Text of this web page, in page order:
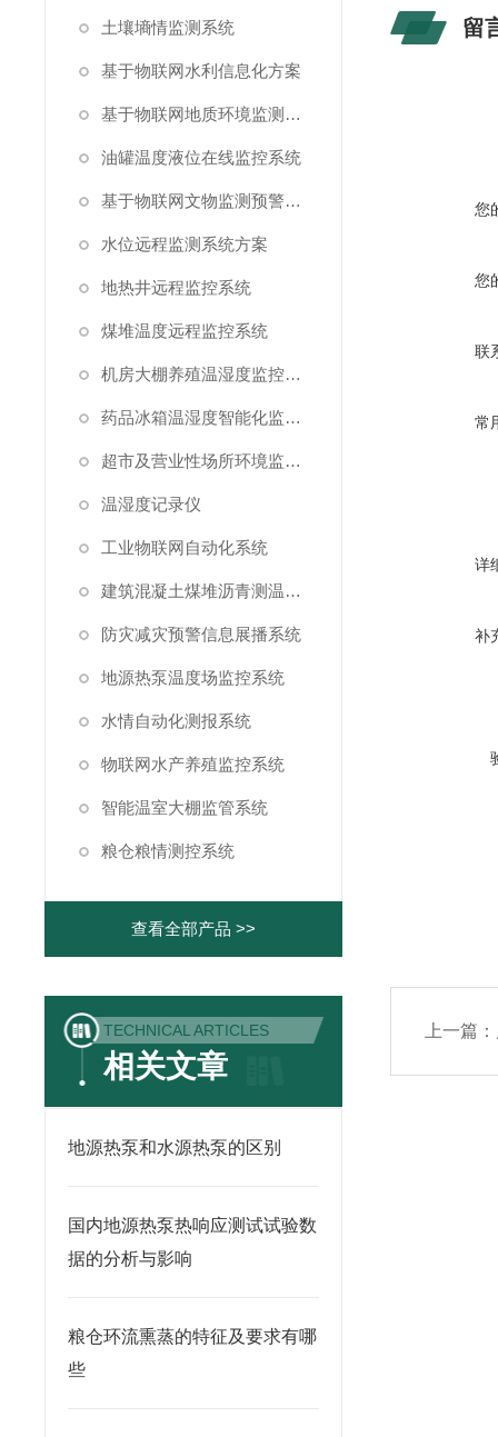
土壤墒情监测系统
基于物联网水利信息化方案
基于物联网地质环境监测预警方案
油罐温度液位在线监控系统
基于物联网文物监测预警解决方案
水位远程监测系统方案
地热井远程监控系统
煤堆温度远程监控系统
机房大棚养殖温湿度监控系统
药品冰箱温湿度智能化监控系统方案
超市及营业性场所环境监测系统
温湿度记录仪
工业物联网自动化系统
建筑混凝土煤堆沥青测温系统
防灾减灾预警信息展播系统
地源热泵温度场监控系统
水情自动化测报系统
物联网水产养殖监控系统
智能温室大棚监管系统
粮仓粮情测控系统
查看全部产品 >>
TECHNICAL ARTICLES
相关文章
地源热泵和水源热泵的区别
国内地源热泵热响应测试试验数
据的分析与影响
粮仓环流熏蒸的特征及要求有哪
些
留
您
您
联
常
详
补
上一篇：